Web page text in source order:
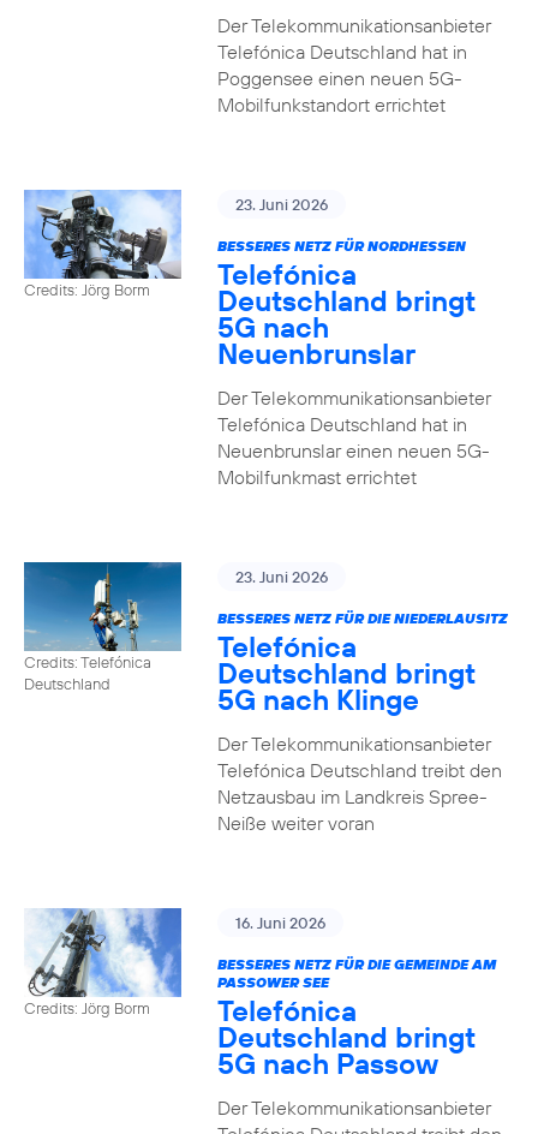
Der Telekommunikationsanbieter
Telefónica Deutschland hat in
Poggensee einen neuen 5G-
Mobilfunkstandort errichtet
Credits: Jörg Borm
23. Juni 2026
BESSERES NETZ FÜR NORDHESSEN
Telefónica
Deutschland bringt
5G nach
Neuenbrunslar
Der Telekommunikationsanbieter
Telefónica Deutschland hat in
Neuenbrunslar einen neuen 5G-
Mobilfunkmast errichtet
Credits: Telefónica
Deutschland
23. Juni 2026
BESSERES NETZ FÜR DIE NIEDERLAUSITZ
Telefónica
Deutschland bringt
5G nach Klinge
Der Telekommunikationsanbieter
Telefónica Deutschland treibt den
Netzausbau im Landkreis Spree-
Neiße weiter voran
Credits: Jörg Borm
16. Juni 2026
BESSERES NETZ FÜR DIE GEMEINDE AM
PASSOWER SEE
Telefónica
Deutschland bringt
5G nach Passow
Der Telekommunikationsanbieter